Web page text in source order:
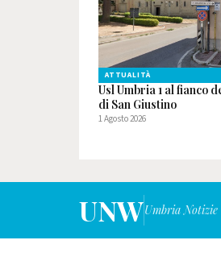
ATTUALITÀ
Usl Umbria 1 al fianco
di San Giustino
1 Agosto 2026
UNWUmbria